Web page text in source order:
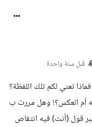
قبل سنة واحدة
تعني لكم تلك اللفظة؟
له أم العكس؟! وهل مررت ب
قول (أنت) فيه انتقاص